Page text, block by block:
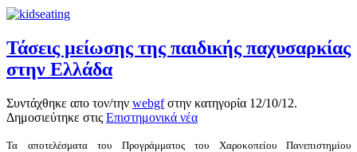
Τάσεις μείωσης της παιδικής παχυσαρκίας
στην Ελλάδα
Συντάχθηκε απο τον/την webgfστην κατηγορία 12/10/12.
Δημοσιεύτηκε στις Επιστημονικά νέα
Τα αποτελέσματα του Προγράμματος του Χαροκοπείου Πανεπιστημίου